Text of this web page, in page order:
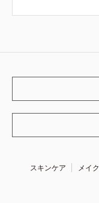
スキンケア メイク